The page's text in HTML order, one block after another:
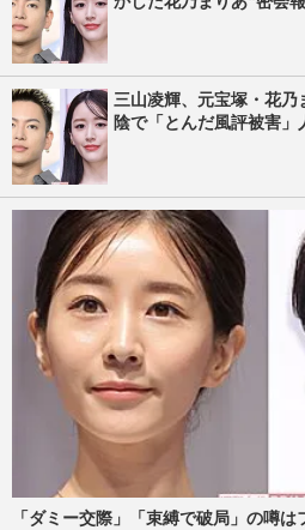
三山凌輝、元宝塚・花乃
陰で「とんだ風評被害」
「ダミー交際」「束縛で破局」の噂